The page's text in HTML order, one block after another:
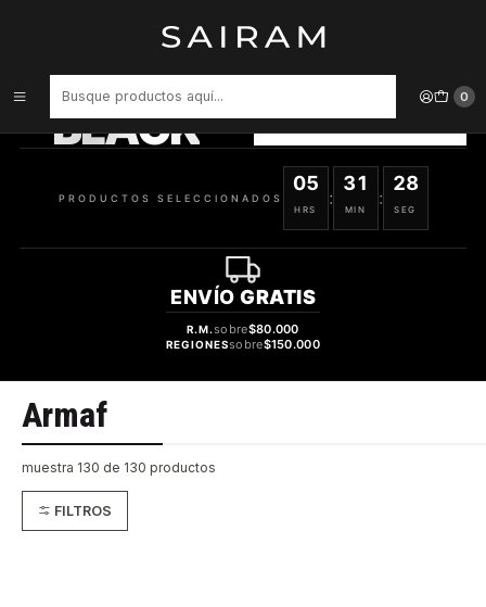
0
BLACK VER OFERTAS
PRODUCTOS SELECCIONADOS
05
HRS
:
31
MIN
:
28
SEG
ENVÍO GRATIS
R.M.sobre$80.000
REGIONESsobre$150.000
Armaf
muestra 130 de 130 productos
FILTROS